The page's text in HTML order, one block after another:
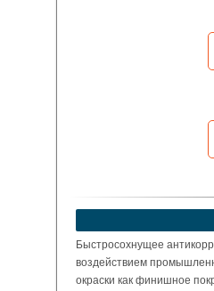
Быстросохнущее
воздействием
окраски как финишное